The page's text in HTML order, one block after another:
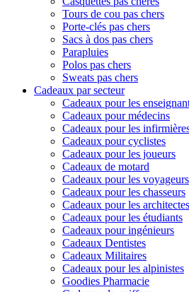
Tours de cou pas chers
Porte-clés pas chers
Sacs à dos pas chers
Parapluies
Polos pas chers
Sweats pas chers
Cadeaux par secteur
Cadeaux pour les
Cadeaux pour médecins
Cadeaux pour les
Cadeaux pour cyclistes
Cadeaux pour les joueurs
Cadeaux de motard
Cadeaux pour les voyageurs
Cadeaux pour les chasseurs
Cadeaux pour les architectes
Cadeaux pour les étudiants
Cadeaux pour ingénieurs
Cadeaux Dentistes
Cadeaux Militaires
Cadeaux pour les alpinistes
Goodies Pharmacie